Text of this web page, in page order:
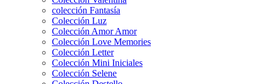
colección Fantasía
Colección Luz
Colección Amor Amor
Colección Love Memories
Colección Letter
Colección Mini Iniciales
Colección Selene